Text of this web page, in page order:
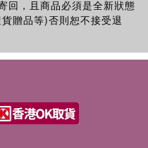
回，且商品必須是全新狀態
贈品等)否則恕不接受退